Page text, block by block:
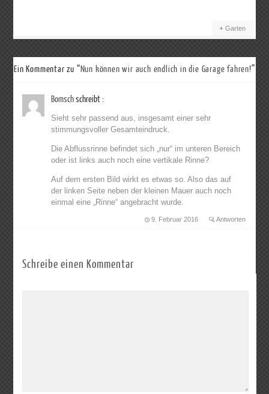
Garten
Ein Kommentar zu “Nun können wir auch endlich in die Garage fahren!”
Bomschschreibt :
Sieht sehr passend aus, insgesamt einer sehr
stimmungsvoller Gesamteindruck.
Die Abflussrinne befindet sich „nur“ im unteren Bereich
oder ist links auch noch eine vertikale Rinne?
Auf dem ersten Bild wirkt es etwas so. Also das auf
der linken Seite neben der kleinen Mauer auch noch
einmal eine „Rinne“ angebracht wurde.
9. Februar 2016 Antworten
Schreibe einen Kommentar